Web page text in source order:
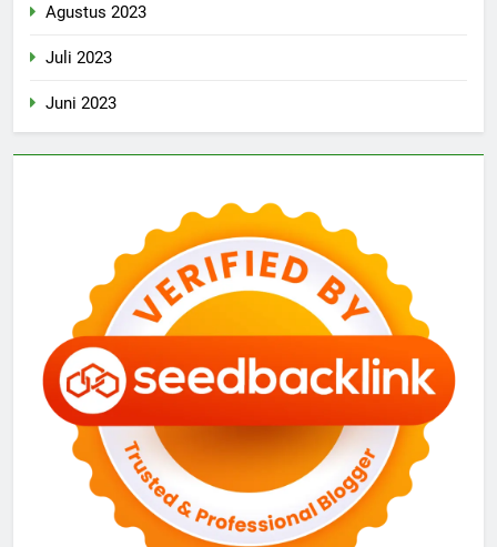
Agustus 2023
Juli 2023
Juni 2023